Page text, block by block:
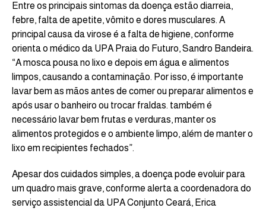
Entre os principais sintomas da doença estão diarreia,
febre, falta de apetite, vômito e dores musculares. A
principal causa da virose é a falta de higiene, conforme
orienta o médico da UPA Praia do Futuro, Sandro Bandeira.
“A mosca pousa no lixo e depois em água e alimentos
limpos, causando a contaminação. Por isso, é importante
lavar bem as mãos antes de comer ou preparar alimentos e
após usar o banheiro ou trocar fraldas. também é
necessário lavar bem frutas e verduras, manter os
alimentos protegidos e o ambiente limpo, além de manter o
lixo em recipientes fechados”.
Apesar dos cuidados simples, a doença pode evoluir para
um quadro mais grave, conforme alerta a coordenadora do
serviço assistencial da UPA Conjunto Ceará, Erica